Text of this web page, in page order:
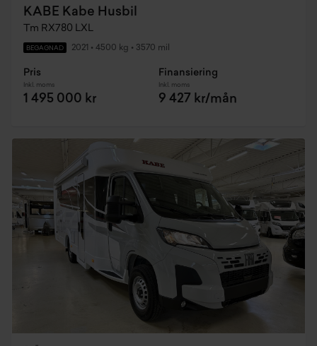
KABE Kabe Husbil
Tm RX780 LXL
BEGAGNAD 2021 • 4500 kg • 3570 mil
Pris
Inkl. moms
1 495 000 kr
Finansiering
Inkl. moms
9 427 kr/mån